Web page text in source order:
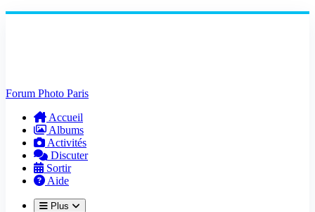
Forum Photo Paris
Accueil
Albums
Activités
Discuter
Sortir
Aide
Plus